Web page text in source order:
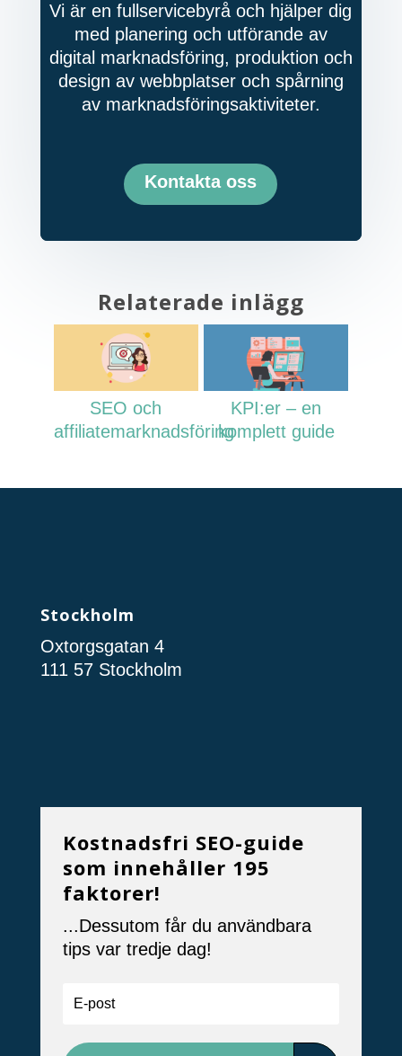
Vi är en fullservicebyrå och hjälper dig
med planering och utförande av
digital marknadsföring, produktion och
design av webbplatser och spårning
av marknadsföringsaktiviteter.
Kontakta oss
Relaterade inlägg
SEO och
affiliatemarknadsföring
KPI:er – en
komplett guide
Stockholm
Oxtorgsgatan 4
111 57 Stockholm
Kostnadsfri SEO-guide
som innehåller 195
faktorer!
...Dessutom får du användbara
tips var tredje dag!